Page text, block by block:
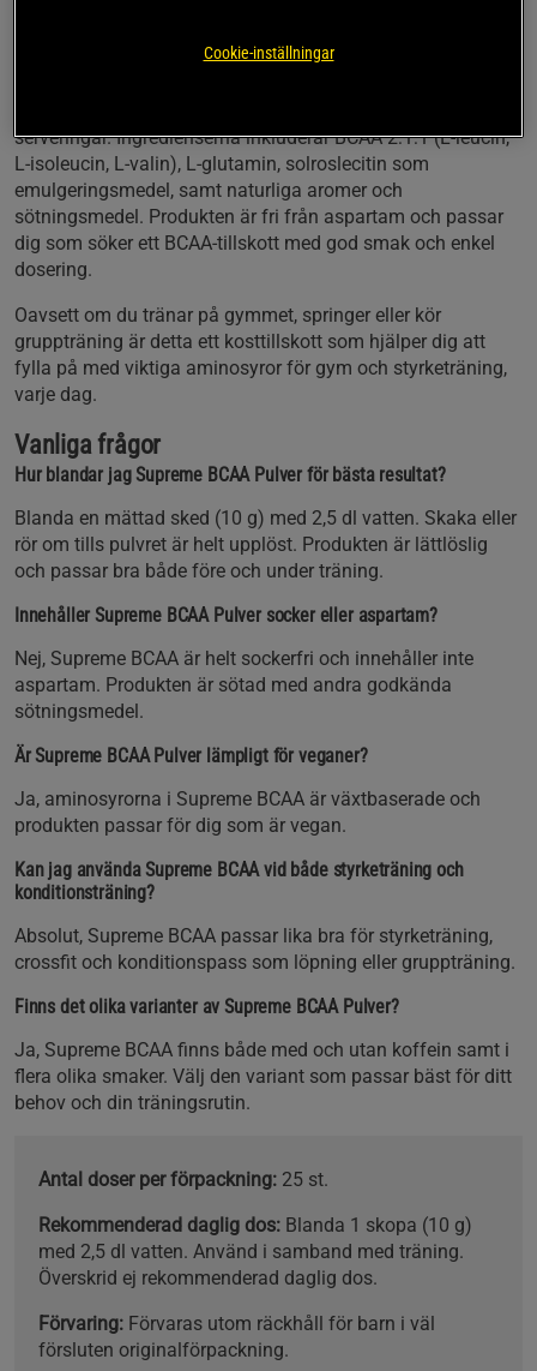
för muskeluppbyggnad och energi utan onödiga kalorier.
serveringar. Ingredienserna inkluderar BCAA 2:1:1 (L-leucin,
L-isoleucin, L-valin), L-glutamin, solroslecitin som
emulgeringsmedel, samt naturliga aromer och
sötningsmedel. Produkten är fri från aspartam och passar
dig som söker ett BCAA-tillskott med god smak och enkel
dosering.
Oavsett om du tränar på gymmet, springer eller kör
gruppträning är detta ett kosttillskott som hjälper dig att
fylla på med viktiga aminosyror för gym och styrketräning,
varje dag.
Vanliga frågor
Hur blandar jag Supreme BCAA Pulver för bästa resultat?
Blanda en mättad sked (10 g) med 2,5 dl vatten. Skaka eller
rör om tills pulvret är helt upplöst. Produkten är lättlöslig
och passar bra både före och under träning.
Innehåller Supreme BCAA Pulver socker eller aspartam?
Nej, Supreme BCAA är helt sockerfri och innehåller inte
aspartam. Produkten är sötad med andra godkända
sötningsmedel.
Är Supreme BCAA Pulver lämpligt för veganer?
Ja, aminosyrorna i Supreme BCAA är växtbaserade och
produkten passar för dig som är vegan.
Kan jag använda Supreme BCAA vid både styrketräning och
konditionsträning?
Absolut, Supreme BCAA passar lika bra för styrketräning,
crossfit och konditionspass som löpning eller gruppträning.
Finns det olika varianter av Supreme BCAA Pulver?
Ja, Supreme BCAA finns både med och utan koffein samt i
flera olika smaker. Välj den variant som passar bäst för ditt
behov och din träningsrutin.
Antal doser per förpackning: 25 st.
Rekommenderad daglig dos: Blanda 1 skopa (10 g)
med 2,5 dl vatten. Använd i samband med träning.
Överskrid ej rekommenderad daglig dos.
Förvaring: Förvaras utom räckhåll för barn i väl
försluten originalförpackning.
Cookie-inställningar